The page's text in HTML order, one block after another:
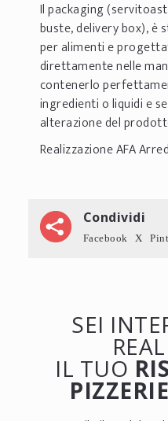
Il packaging
buste, delivery box),
per alimenti e
direttamente nelle
contenerlo
ingredienti o liquidi e
alterazione del
Realizzazione AFA
Condividi
Facebook X
SEI
IL TUO
PIZZERIE